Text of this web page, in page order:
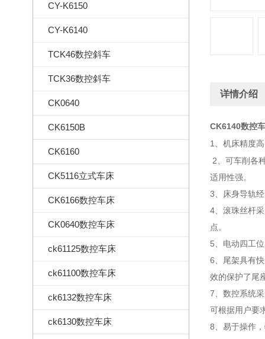
CY-K6150
CY-K6140
TCK46数控斜车
TCK36数控斜车
CK0640
CK6150B
CK6160
CK5116立式车床
CK6166数控车床
CK0640数控车床
ck61125数控车床
ck61100数控车床
ck6132数控车床
ck6130数控车床
详情介绍
CK6140数控
1、机床精度
2、可车削各
适用性强。
3、床身导轨
4、滚珠丝杆
点。
5、电动四工
6、尾架具有
效的保护了尾
7、数控系统
可根据用户要
8、易于操作